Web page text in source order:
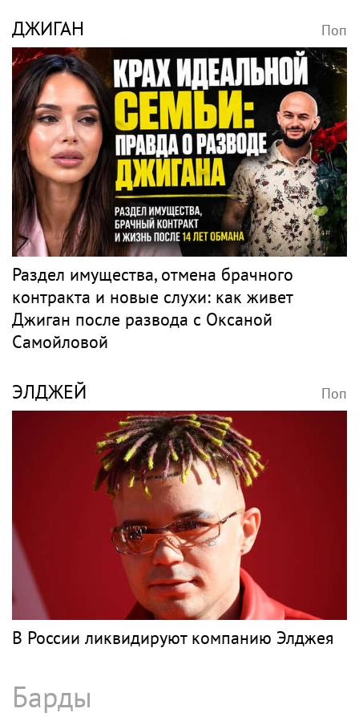
ДЖИГАН Поп
Раздел имущества, отмена брачного
контракта и новые слухи: как живет
Джиган после развода с Оксаной
Самойловой
ЭЛДЖЕЙ Поп
В России ликвидируют компанию Элджея
Барды